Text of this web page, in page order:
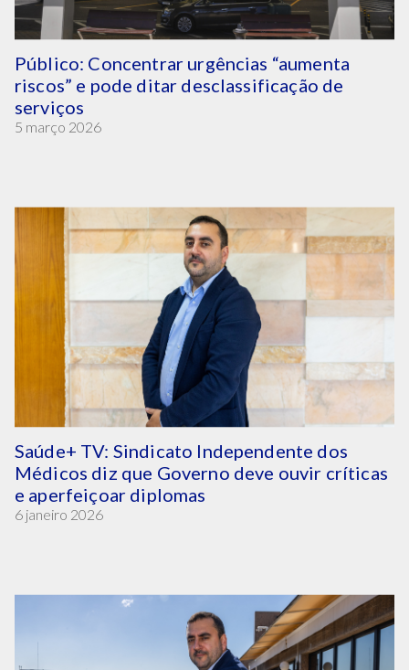
Público: Concentrar urgências “aumenta
riscos” e pode ditar desclassificação de
serviços
5 março 2026
Saúde+ TV: Sindicato Independente dos
Médicos diz que Governo deve ouvir críticas
e aperfeiçoar diplomas
6 janeiro 2026